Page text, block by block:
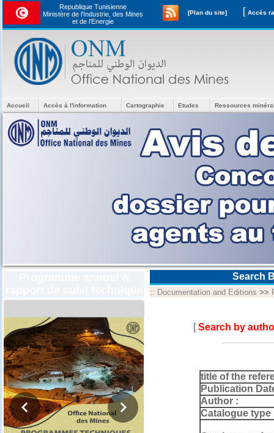
Republique Tunisienne
Ministère de l'Industrie, des Mines
et de l’Energie
[Plan du site] [
Accueil Accès à l'information Cartographie Etudes Ressources
Search
:: Documentation and Editions >>
[Search by
title of the
Publication
Author :
Catalogue type